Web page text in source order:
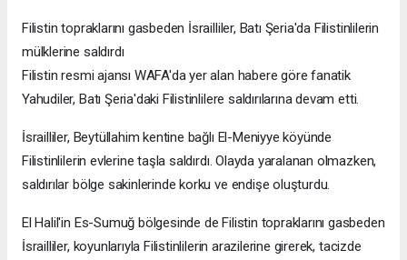
Filistin topraklarını gasbeden İsrailliler, Batı Şeria'da Filistinlilerin
mülklerine saldırdı
Filistin resmi ajansı WAFA'da yer alan habere göre fanatik
Yahudiler, Batı Şeria'daki Filistinlilere saldırılarına devam etti.
İsrailliler, Beytüllahim kentine bağlı El-Meniyye köyünde
Filistinlilerin evlerine taşla saldırdı. Olayda yaralanan olmazken,
saldırılar bölge sakinlerinde korku ve endişe oluşturdu.
El Halil'in Es-Sumuğ bölgesinde de Filistin topraklarını gasbeden
İsrailliler, koyunlarıyla Filistinlilerin arazilerine girerek, tacizde